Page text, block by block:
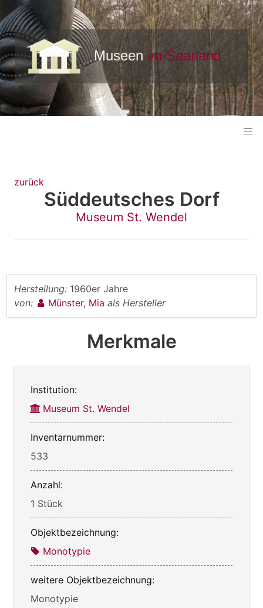
zurück
Süddeutsches Dorf
Museum St. Wendel
Herstellung: 1960er Jahre
von:
Münster, Mia als Hersteller
Merkmale
Institution:
Museum St. Wendel
Inventarnummer:
533
Anzahl:
1 Stück
Objektbezeichnung:
Monotypie
weitere Objektbezeichnung:
Monotypie